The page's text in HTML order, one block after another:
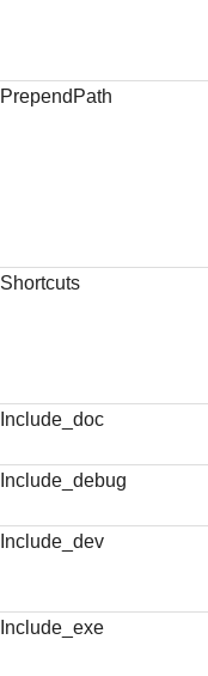
PrependPath
Shortcuts
Include_doc
Include_debug
Include_dev
Include_exe